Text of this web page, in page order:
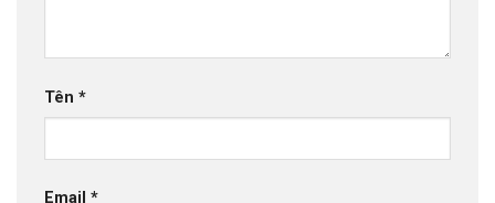
Tên *
Email *